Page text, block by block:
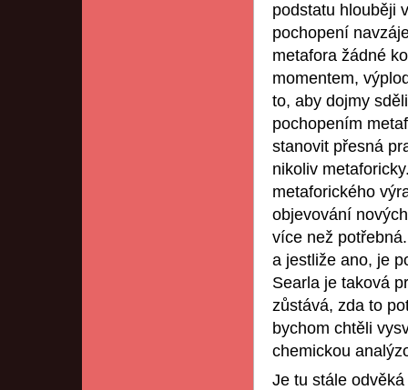
podstatu hlouběji
pochopení
metafora žádné
momentem,
to, aby dojmy
pochopením
stanovit přesná
nikoliv
metaforického
objevování
více než
a jestliže ano, je
Searla je taková
zůstává, zda to
bychom chtěli
chemickou
Je tu stále